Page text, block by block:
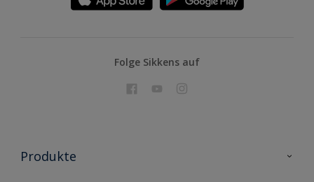
Folge Sikkens auf
Produkte